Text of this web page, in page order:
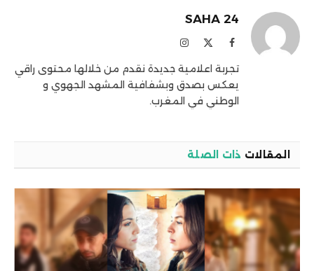
SAHA 24
فيسبوك الانستغرام
تجربة اعلامية جديدة نقدم من خلالها محتوى راقي
يعكس بصدق وبشفافية المشهد الجهوي و
الوطني في المغرب.
المقالات ذات الصلة